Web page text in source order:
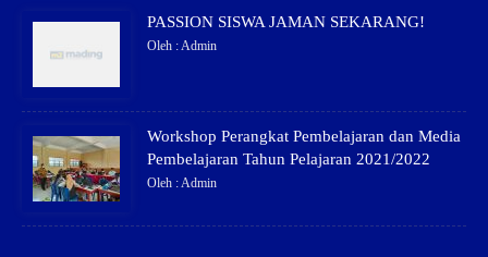
PASSION SISWA JAMAN SEKARANG!
Oleh : Admin
Workshop Perangkat Pembelajaran dan Media
Pembelajaran Tahun Pelajaran 2021/2022
Oleh : Admin